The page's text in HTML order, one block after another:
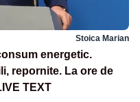
Stoica Marian
energetic.
repornite. La ore de
TEXT